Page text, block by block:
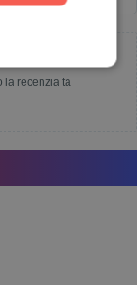
la recenzia ta